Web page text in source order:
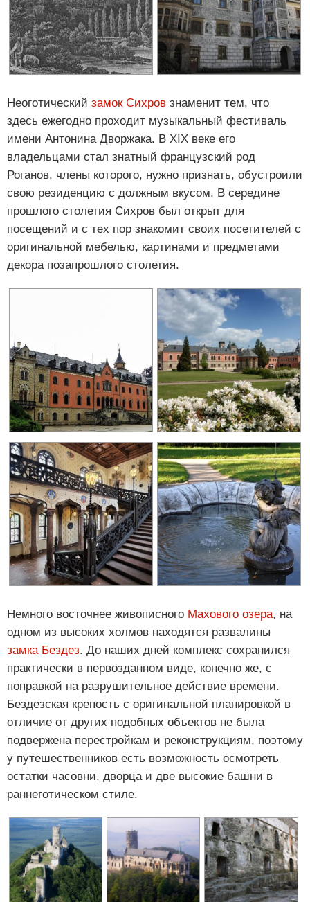
Неоготический замок Сихров знаменит тем, что
здесь ежегодно проходит музыкальный фестиваль
имени Антонина Дворжака. В XIX веке его
владельцами стал знатный французский род
Роганов, члены которого, нужно признать, обустроили
свою резиденцию с должным вкусом. В середине
прошлого столетия Сихров был открыт для
посещений и с тех пор знакомит своих посетителей с
оригинальной мебелью, картинами и предметами
декора позапрошлого столетия.
Немного восточнее живописного Махового озера, на
одном из высоких холмов находятся развалины
замка Бездез. До наших дней комплекс сохранился
практически в первозданном виде, конечно же, с
поправкой на разрушительное действие времени.
Бездезская крепость с оригинальной планировкой в
отличие от других подобных объектов не была
подвержена перестройкам и реконструкциям, поэтому
у путешественников есть возможность осмотреть
остатки часовни, дворца и две высокие башни в
раннеготическом стиле.